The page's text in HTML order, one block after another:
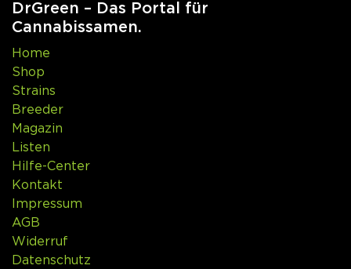
DrGreen – Das Portal für
Cannabissamen.
Home
Shop
Strains
Breeder
Magazin
Listen
Hilfe-Center
Kontakt
Impressum
AGB
Widerruf
Datenschutz